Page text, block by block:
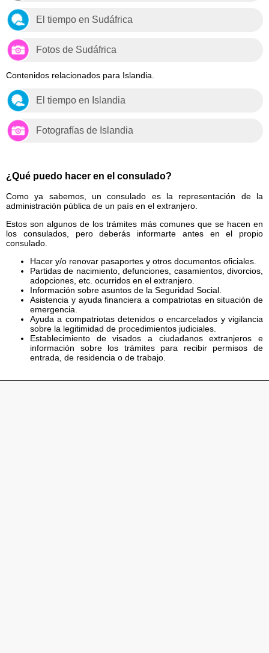
El tiempo en Sudáfrica
Fotos de Sudáfrica
Contenidos relacionados para Islandia.
El tiempo en Islandia
Fotografías de Islandia
¿Qué puedo hacer en el consulado?
Como ya sabemos, un consulado es la representación de la
administración pública de un país en el extranjero.
Estos son algunos de los trámites más comunes que se hacen en
los consulados, pero deberás informarte antes en el propio
consulado.
Hacer y/o renovar pasaportes y otros documentos oficiales.
Partidas de nacimiento, defunciones, casamientos, divorcios,
adopciones, etc. ocurridos en el extranjero.
Información sobre asuntos de la Seguridad Social.
Asistencia y ayuda financiera a compatriotas en situación de
emergencia.
Ayuda a compatriotas detenidos o encarcelados y vigilancia
sobre la legitimidad de procedimientos judiciales.
Establecimiento de visados a ciudadanos extranjeros e
información sobre los trámites para recibir permisos de
entrada, de residencia o de trabajo.